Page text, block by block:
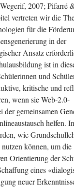
2007; Pifarré
vertreten wir die
für die
in der
Ansatz
ist in
und
kritische und
wenn sie Web-2.0-
gemeinsamen
helfen.
wie
können, um die
Orientierung der
eines
neuer